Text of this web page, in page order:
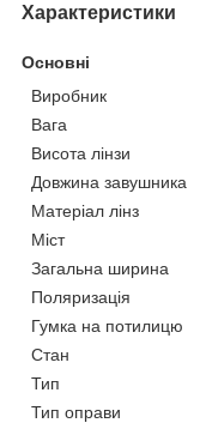
Характеристики
Основні
Виробник
Вага
Висота лінзи
Довжина завушника
Матеріал лінз
Міст
Загальна ширина
Поляризація
Гумка на потилицю
Стан
Тип
Тип оправи